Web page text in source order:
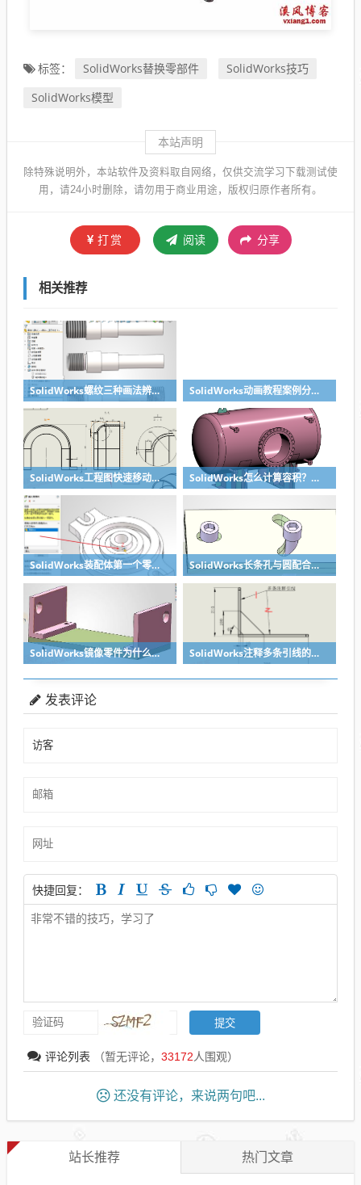
标签： SolidWorks替换零部件
SolidWorks技巧
SolidWorks模型
本站声明
除特殊说明外，本站软件及资料取自网络，仅供交流学习下载测试使
用，请24小时删除，请勿用于商业用途，版权归原作者所有。
打赏 阅读 分享
相关推荐
SolidWorks螺纹三种画法辨析异同：装饰螺纹线、螺柱向导、螺纹特征 SolidWorks动画教程案例分享之圆管分料动画，重力自然滑落
SolidWorks工程图快速移动视图位置技巧，溪风实战分享 SolidWorks怎么计算容积？容器的体积？
SolidWorks装配体第一个零件怎么固定到中心原点？90%的人一开始就做错了 SolidWorks长条孔与圆配合，槽口与圆配合超快方法
SolidWorks镜像零件为什么不对称？镜像命令使用详解 SolidWorks注释多条引线的方法步骤
发表评论
快捷回复：
评论列表 （暂无评论， 33172人围观）
还没有评论，来说两句吧...
站长推荐 热门文章